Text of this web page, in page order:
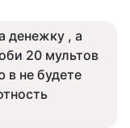
денежку , а
20 мультов
в не будете